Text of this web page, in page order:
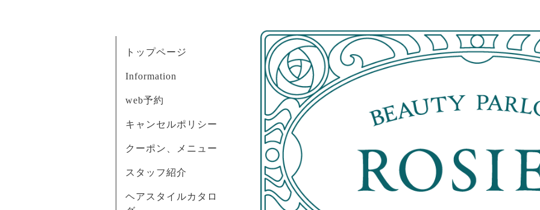
トップページ
Information
web予約
キャンセルポリシー
クーポン、メニュー
スタッフ紹介
ヘアスタイルカタロ